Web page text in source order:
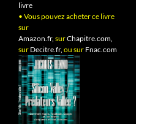
livre
• Vous pouvez acheter ce livre
sur
Amazon.fr, surChapitre.com,
sur Decitre.fr, ou sur Fnac.com